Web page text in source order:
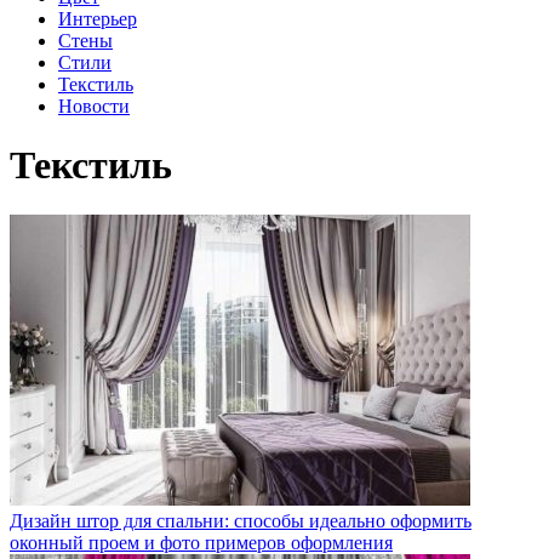
Интерьер
Стены
Стили
Текстиль
Новости
Текстиль
Дизайн штор для спальни: способы идеально оформить
оконный проем и фото примеров оформления